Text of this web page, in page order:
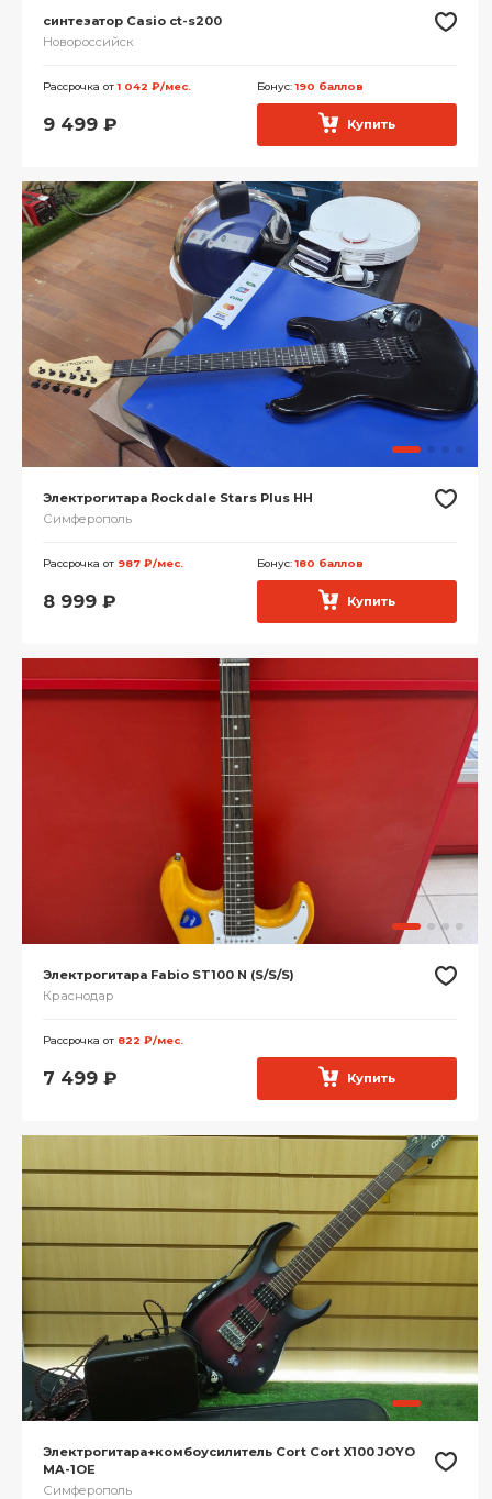
синтезатор Casio ct-s200
Новороссийск
Рассрочка от1 042 ₽/мес. Бонус:190 баллов
9 499 ₽ Купить
Электрогитара Rockdale Stars Plus HH
Симферополь
Рассрочка от 987 ₽/мес. Бонус:180 баллов
8 999 ₽ Купить
Электрогитара Fabio ST100 N (S/S/S)
Краснодар
Рассрочка от 822 ₽/мес.
7 499 ₽ Купить
Электрогитара+комбоусилитель Cort Cort X100 JOYO
MA-1OE
Симферополь